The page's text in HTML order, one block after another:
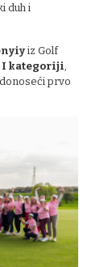
duh i
iz Golf
I kategoriji,
prvo